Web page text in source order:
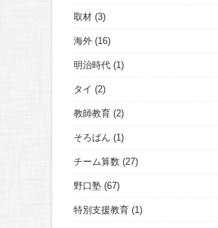
取材 (3)
海外 (16)
明治時代 (1)
タイ (2)
教師教育 (2)
そろばん (1)
チーム算数 (27)
野口塾 (67)
特別支援教育 (1)